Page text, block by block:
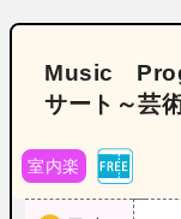
Music
サート～芸
室内楽